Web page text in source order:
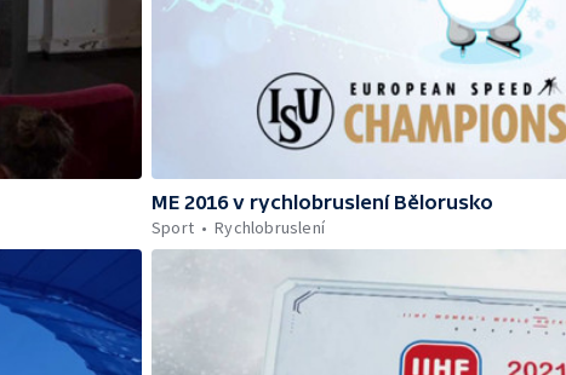
ME 2016 v rychlobruslení Bělorusko
Sport
Rychlobruslení